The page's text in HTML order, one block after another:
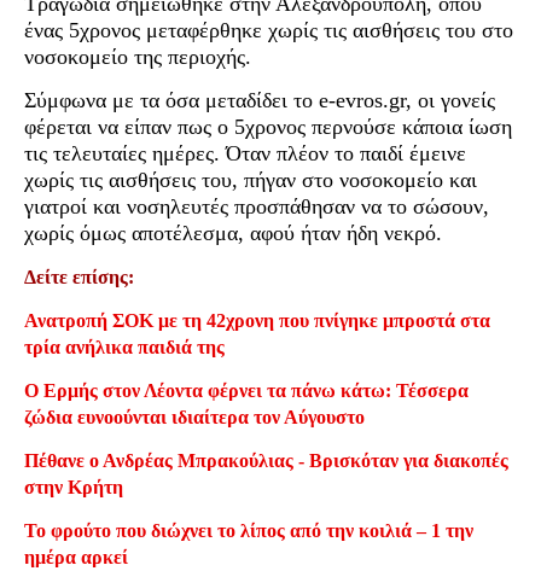
ένας 5χρονος μεταφέρθηκε χωρίς τις αισθήσεις του στο
νοσοκομείο της περιοχής.
Σύμφωνα με τα όσα μεταδίδει το e-evros.gr, οι γονείς
φέρεται να είπαν πως ο 5χρονος περνούσε κάποια ίωση
τις τελευταίες ημέρες. Όταν πλέον το παιδί έμεινε
χωρίς τις αισθήσεις του, πήγαν στο νοσοκομείο και
γιατροί και νοσηλευτές προσπάθησαν να το σώσουν,
χωρίς όμως αποτέλεσμα, αφού ήταν ήδη νεκρό.
Δείτε επίσης:
Ανατροπή ΣΟΚ με τη 42χρονη που πνίγηκε μπροστά στα
τρία ανήλικα παιδιά της
Ο Ερμής στον Λέοντα φέρνει τα πάνω κάτω: Τέσσερα
ζώδια ευνοούνται ιδιαίτερα τον Αύγουστο
Πέθανε ο Ανδρέας Μπρακούλιας - Βρισκόταν για διακοπές
στην Κρήτη
Το φρούτο που διώχνει το λίπος από την κοιλιά – 1 την
ημέρα αρκεί